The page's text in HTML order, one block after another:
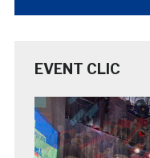
EVENT CLIC